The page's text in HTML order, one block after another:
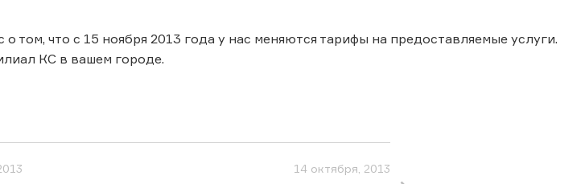
том, что с 15 ноября 2013 года у нас меняются тарифы на предоставляемые услуги.
КС в вашем городе.
14 октября, 2013